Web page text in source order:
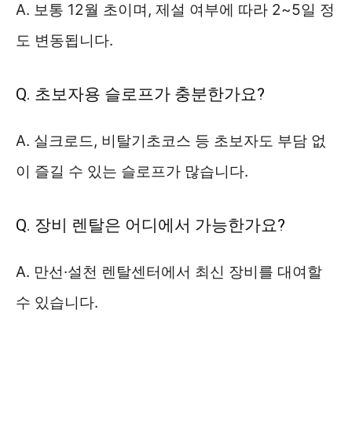
A. 보통 12월 초이며, 제설 여부에 따라 2~5일 정
도 변동됩니다.
Q. 초보자용 슬로프가 충분한가요?
A. 실크로드, 비탈기초코스 등 초보자도 부담 없
이 즐길 수 있는 슬로프가 많습니다.
Q. 장비 렌탈은 어디에서 가능한가요?
A. 만선·설천 렌탈센터에서 최신 장비를 대여할
수 있습니다.